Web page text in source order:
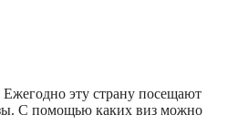
Ежегодно эту страну посещают
С помощью каких виз можно